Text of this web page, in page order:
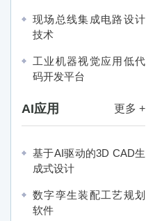
现场总线集成电路设计
技术
工业机器视觉应用低代
码开发平台
AI应用 更多 +
基于AI驱动的3D CAD生
成式设计
数字孪生装配工艺规划
软件